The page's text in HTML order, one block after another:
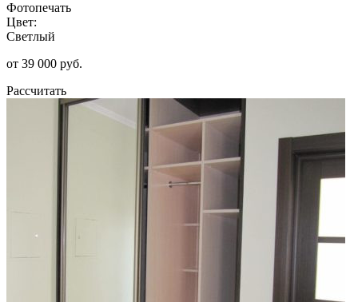
Фотопечать
Цвет:
Светлый
от 39 000 руб.
Рассчитать